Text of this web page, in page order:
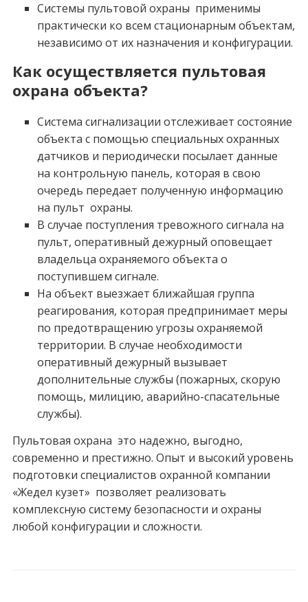
Системы пультовой охраны применимы
практически ко всем стационарным объектам,
независимо от их назначения и конфигурации.
Как осуществляется пультовая
охрана объекта?
Система сигнализации отслеживает состояние
объекта с помощью специальных охранных
датчиков и периодически посылает данные
на контрольную панель, которая в свою
очередь передает полученную информацию
на пульт охраны.
В случае поступления тревожного сигнала на
пульт, оперативный дежурный оповещает
владельца охраняемого объекта о
поступившем сигнале.
На объект выезжает ближайшая группа
реагирования, которая предпринимает меры
по предотвращению угрозы охраняемой
территории. В случае необходимости
оперативный дежурный вызывает
дополнительные службы (пожарных, скорую
помощь, милицию, аварийно-спасательные
службы).
Пультовая охрана это надежно, выгодно,
современно и престижно. Опыт и высокий уровень
подготовки специалистов охранной компании
«Жедел кузет» позволяет реализовать
комплексную систему безопасности и охраны
любой конфигурации и сложности.